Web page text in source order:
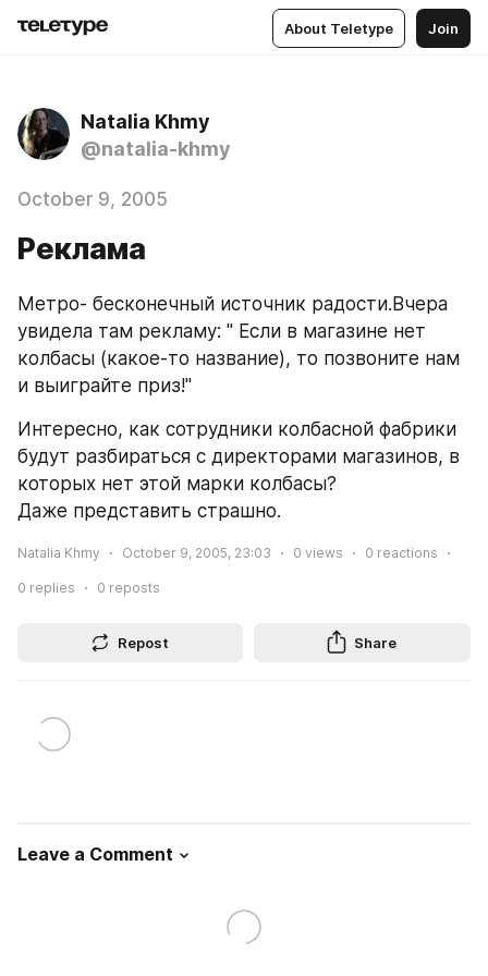
About Teletype Join
Natalia Khmy
@natalia-khmy
October 9, 2005
Реклама
Метро- бесконечный источник радости.Вчера
увидела там рекламу: " Если в магазине нет
колбасы (какое-то название), то позвоните нам
и выиграйте приз!"
Интересно, как сотрудники колбасной фабрики
будут разбираться с директорами магазинов, в
которых нет этой марки колбасы?
Даже представить страшно.
Natalia Khmy October 9, 2005, 23:03 0 views 0 reactions
0 replies 0 reposts
Repost Share
Leave a Comment